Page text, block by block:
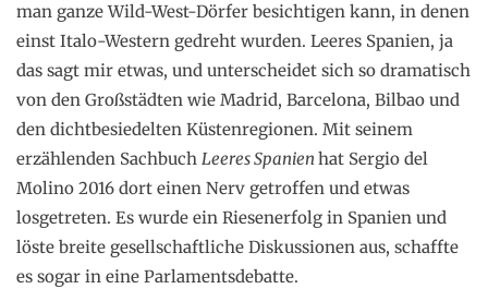
man ganze Wild-West-Dörfer besichtigen kann, in denen
einst Italo-Western gedreht wurden. Leeres Spanien, ja
das sagt mir etwas, und unterscheidet sich so dramatisch
von den Großstädten wie Madrid, Barcelona, Bilbao und
den dichtbesiedelten Küstenregionen. Mit seinem
erzählenden Sachbuch Leeres Spanienhat Sergio del
Molino 2016 dort einen Nerv getroffen und etwas
losgetreten. Es wurde ein Riesenerfolg in Spanien und
löste breite gesellschaftliche Diskussionen aus, schaffte
es sogar in eine Parlamentsdebatte.